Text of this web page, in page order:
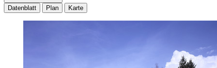
Datenblatt Plan Karte